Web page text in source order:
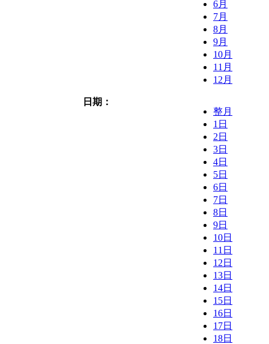
6月
7月
8月
9月
10月
11月
12月
日期：
整月
1日
2日
3日
4日
5日
6日
7日
8日
9日
10日
11日
12日
13日
14日
15日
16日
17日
18日